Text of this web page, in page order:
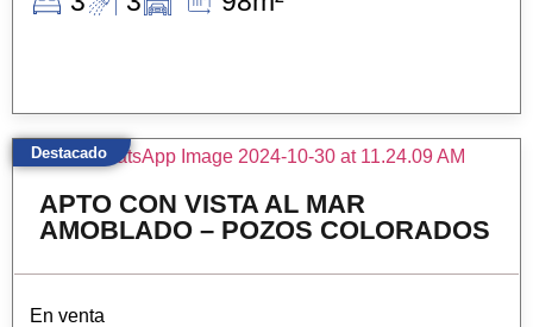
APTO CON VISTA AL MAR
AMOBLADO – POZOS COLORADOS
En venta
Destacado